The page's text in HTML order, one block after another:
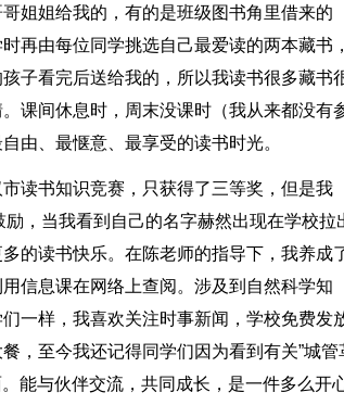
姐姐给我的，有的是班级图书角里借来的
再由每位同学挑选自己最爱读的两本藏书，
子看完后送给我的，所以我读书很多藏书
课间休息时，周末没课时（我从来都没有
由、最惬意、最享受的读书时光。
读书知识竞赛，只获得了三等奖，但是我
，当我看到自己的名字赫然出现在学校拉
的读书快乐。在陈老师的指导下，我养成
信息课在网络上查阅。涉及到自然科学知
一样，我喜欢关注时事新闻，学校免费发
，至今我还记得同学们因为看到有关”城管
能与伙伴交流，共同成长，是一件多么开